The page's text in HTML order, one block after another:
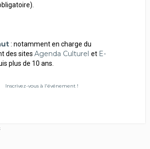
: notamment en charge du
des sites Agenda Culturel et E-
plus de 10 ans.
Inscrivez-vous à l'événement !